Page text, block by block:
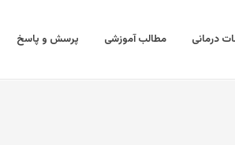
درمانی مطالب آموزشی پرسش و پاسخ